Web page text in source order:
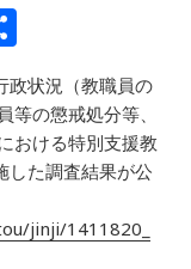
有
政状況（教職員の
の懲戒処分等、
おける特別支援教
した調査結果が公
jinji/1411820_